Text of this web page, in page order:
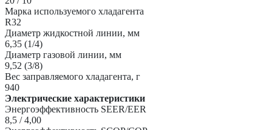
Марка используемого хладагента
R32
Диаметр жидкостной линии, мм
6,35 (1/4)
Диаметр газовой линии, мм
9,52 (3/8)
Вес заправляемого хладагента, г
940
Электрические характеристики
Энергоэффективность SEER/EER
8,5 / 4,00